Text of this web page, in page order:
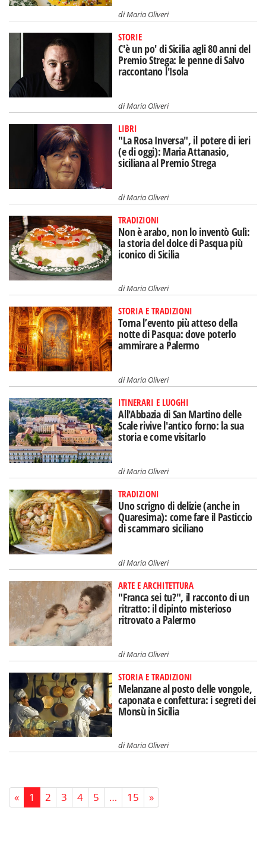
diMaria Oliveri
STORIE
C'è un po' di Sicilia agli 80 anni del
Premio Strega: le penne di Salvo
raccontano l'Isola
diMaria Oliveri
LIBRI
"La Rosa Inversa", il potere di ieri
(e di oggi): Maria Attanasio,
siciliana al Premio Strega
diMaria Oliveri
TRADIZIONI
Non è arabo, non lo inventò Gulì:
la storia del dolce di Pasqua più
iconico di Sicilia
diMaria Oliveri
STORIA E TRADIZIONI
Torna l’evento più atteso della
notte di Pasqua: dove poterlo
ammirare a Palermo
diMaria Oliveri
ITINERARI E LUOGHI
All'Abbazia di San Martino delle
Scale rivive l'antico forno: la sua
storia e come visitarlo
diMaria Oliveri
TRADIZIONI
Uno scrigno di delizie (anche in
Quaresima): come fare il Pasticcio
di scammaro siciliano
diMaria Oliveri
ARTE E ARCHITETTURA
"Franca sei tu?", il racconto di un
ritratto: il dipinto misterioso
ritrovato a Palermo
diMaria Oliveri
STORIA E TRADIZIONI
Melanzane al posto delle vongole,
caponata e confettura: i segreti dei
Monsù in Sicilia
diMaria Oliveri
« 1 2 3 4 5 … 15 »